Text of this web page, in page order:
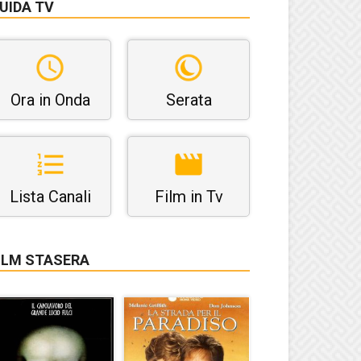
TV
Ora in Onda Serata
Lista Canali Film in Tv
STASERA